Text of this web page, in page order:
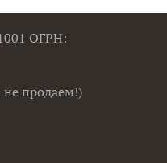
ОГРН:
не продаем!)